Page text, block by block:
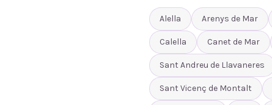
Alella Arenys de Mar
Calella Canet de Mar
Sant Andreu de Llavaneres
Sant Vicenç de Montalt